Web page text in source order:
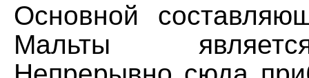
Основной
Мальты